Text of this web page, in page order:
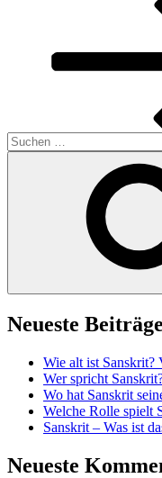
Suchen
nach:
Neueste Beiträge
Wie alt ist Sanskrit?
Wer spricht
Wo hat Sanskrit
Welche Rolle spielt
Sanskrit – Was ist
Neueste